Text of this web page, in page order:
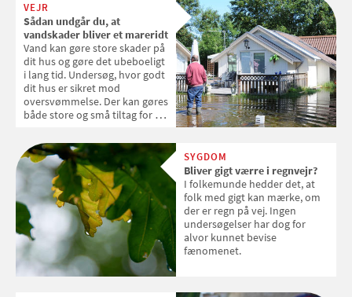
VEJR
Sådan undgår du, at
vandskader bliver et mareridt
Vand kan gøre store skader på
dit hus og gøre det ubeboeligt
i lang tid. Undersøg, hvor godt
dit hus er sikret mod
oversvømmelse. Der kan gøres
både store og små tiltag for at
SYGDOM
Bliver gigt værre i regnvejr?
I folkemunde hedder det, at
folk med gigt kan mærke, om
der er regn på vej. Ingen
undersøgelser har dog for
alvor kunnet bevise
fænomenet.